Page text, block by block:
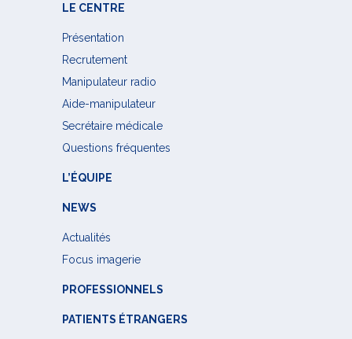
LE CENTRE
Présentation
Recrutement
Manipulateur radio
Aide-manipulateur
Secrétaire médicale
Questions fréquentes
L’ÉQUIPE
NEWS
Actualités
Focus imagerie
PROFESSIONNELS
PATIENTS ÉTRANGERS